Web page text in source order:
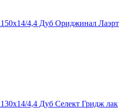
4,4 Дуб Ориджинал Лаэрт
4,4 Дуб Селект Гридж лак